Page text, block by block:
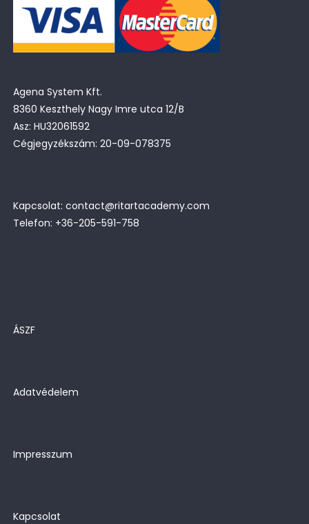
Agena System Kft.
8360 Keszthely Nagy Imre utca 12/B
Asz: HU32061592
Cégjegyzékszám: 20-09-078375
Kapcsolat: contact@ritartacademy.com
Telefon: +36-205-591-758
ÁSZF
Adatvédelem
Impresszum
Kapcsolat